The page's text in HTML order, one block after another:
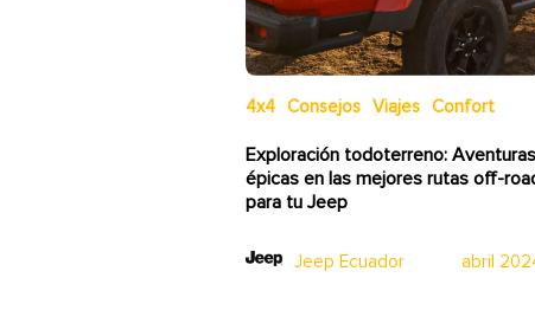
4x4 Consejos Viajes Confort
Exploración todoterreno: Aventuras
épicas en las mejores rutas off-
para tu Jeep
Jeep Ecuador abril